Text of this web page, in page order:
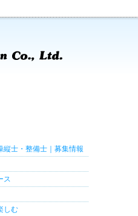
士・整備士｜募集情報
ス
しむ